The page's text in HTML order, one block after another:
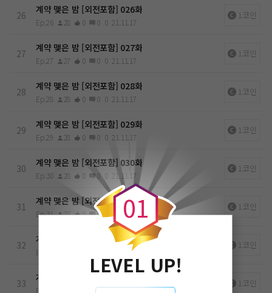
26 계약 맺은 밤 [외전포함] 026화
Ep.26 28 0 0 0 21.11.17
1코인
27 계약 맺은 밤 [외전포함] 027화
Ep.27 27 0 0 0 21.11.17
1코인
28 계약 맺은 밤 [외전포함] 028화
Ep.28 28 0 0 0 21.11.17
1코인
29 계약 맺은 밤 [외전포함] 029화
Ep.29 28 0 0 0 21.11.17
1코인
30 계약 맺은 밤 [외전포함] 030화
Ep.30 28 0 0 0 21.11.17
1코인
31 계약 맺은 밤 [외전포함] 031화
Ep.31 27 0 0 21.11.17
1코인
32 계약 맺은 밤 [외전포함] 032화
Ep.32 21.11.17
1코인
33 계약 맺은 밤 [외전포함] 033화
Ep.33 0 0 21.11.17
1코인
0
0
1
LEVEL UP!